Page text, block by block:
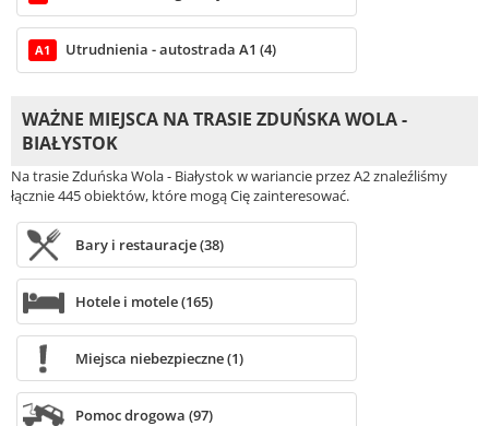
A1 Utrudnienia - autostrada A1 (4)
WAŻNE MIEJSCA NA TRASIE ZDUŃSKA WOLA -
BIAŁYSTOK
Na trasie Zduńska Wola - Białystok w wariancie przez A2 znaleźliśmy
łącznie 445 obiektów, które mogą Cię zainteresować.
Bary i restauracje (38)
Hotele i motele (165)
Miejsca niebezpieczne (1)
Pomoc drogowa (97)